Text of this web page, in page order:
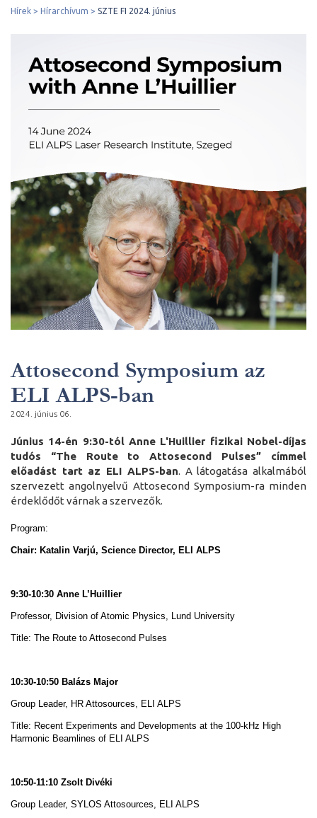
Hírek Hírarchívum SZTE FI 2024. június
Attosecond Symposium az
ELI ALPS-ban
2024. június 06.
Június 14-én 9:30-tól Anne L'Huillier fizikai Nobel-díjas
tudós “The Route to Attosecond Pulses” címmel
előadást tart az ELI ALPS-ban. A látogatása alkalmából
szervezett angolnyelvű Attosecond Symposium-ra minden
érdeklődőt várnak a szervezők.
Program:
Chair: Katalin Varjú, Science Director, ELI ALPS
9:30-10:30 Anne L’Huillier
Professor, Division of Atomic Physics, Lund University
Title: The Route to Attosecond Pulses
10:30-10:50 Balázs Major
Group Leader, HR Attosources, ELI ALPS
Title: Recent Experiments and Developments at the 100-kHz High
Harmonic Beamlines of ELI ALPS
10:50-11:10 Zsolt Divéki
Group Leader, SYLOS Attosources, ELI ALPS